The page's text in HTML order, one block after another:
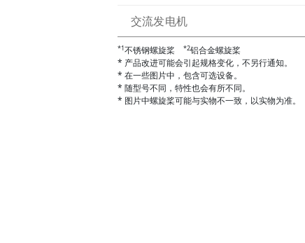
交流发电机
*1不锈钢螺旋桨*2铝合金螺旋桨
* 产品改进可能会引起规格变化，不另行通知。
* 在一些图片中，包含可选设备。
* 随型号不同，特性也会有所不同。
* 图片中螺旋桨可能与实物不一致，以实物为准。